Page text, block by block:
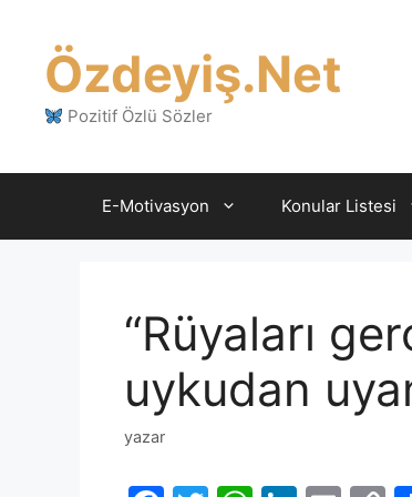
Özdeyiş.Net
Pozitif Özlü Sözler
E-Motivasyon Konular Listesi
“Rüyaları
uykudan
yazar